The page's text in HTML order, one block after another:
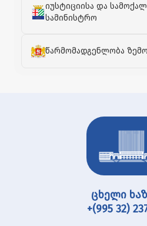
იუსტიციისა და
სამინისტრო
წარმომადგენლობა
ცხელი
+(995 32)